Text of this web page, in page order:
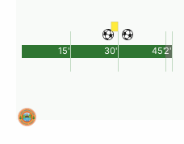
45'
15' 30' 2'